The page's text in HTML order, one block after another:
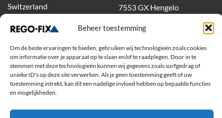
Beheer toestemming
Om de beste ervaringen te bieden, gebruiken wij technologieën zoals cookies
om informatie over je apparaat op te slaan en/of te raadplegen. Door in te
stemmen met deze technologieën kunnen wij gegevens zoals surfgedrag of
unieke ID's op deze site verwerken. Als je geen toestemming geeft of uw
toestemming intrekt, kan dit een nadelige invloed hebben op bepaalde functies
en mogelijkheden.
Switzerland
7553 GX Hengelo
dixiholland@dixi.com
www.dixipolytool.com
Volg ons op Youtube
Volg ons op Linkedin